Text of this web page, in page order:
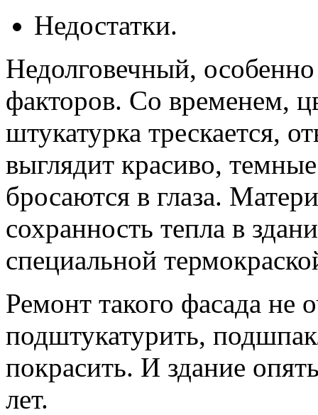
Недостатки.
Недолговечный,
факторов. Со временем,
штукатурка трескается,
выглядит красиво,
бросаются в глаза.
сохранность тепла в
специальной
Ремонт такого фасада не
подштукатурить,
покрасить. И здание
лет.